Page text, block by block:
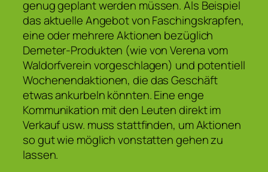
genug geplant werden müssen. Als Beispiel
das aktuelle Angebot von Faschingskrapfen,
eine oder mehrere Aktionen bezüglich
Demeter-Produkten (wie von Verena vom
Waldorfverein vorgeschlagen) und potentiell
Wochenendaktionen, die das Geschäft
etwas ankurbeln könnten. Eine enge
Kommunikation mit den Leuten direkt im
Verkauf usw. muss stattfinden, um Aktionen
so gut wie möglich vonstatten gehen zu
lassen.